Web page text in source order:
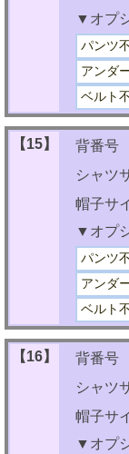
▼オプシ
【15】
背番号
シャツ
帽子サ
▼オプシ
【16】
背番号
シャツ
帽子サ
▼オプシ